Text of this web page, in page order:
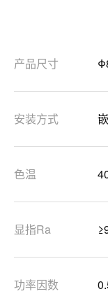
产品尺寸
安装方式
色温
显指Ra
功率因数